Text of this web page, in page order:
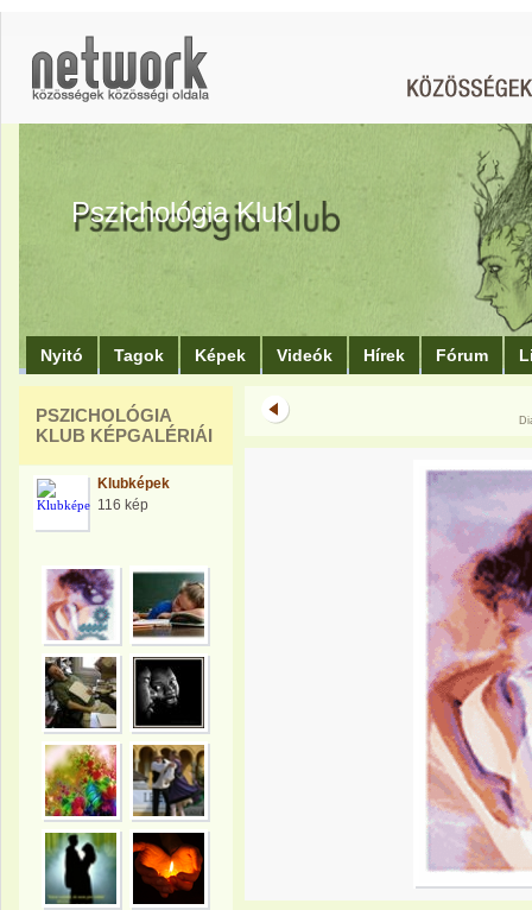
Pszichológia Klub
Nyitó Tagok Képek Videók Hírek Fórum
PSZICHOLÓGIA
KLUB KÉPGALÉRIÁI
Klubképek
116 kép